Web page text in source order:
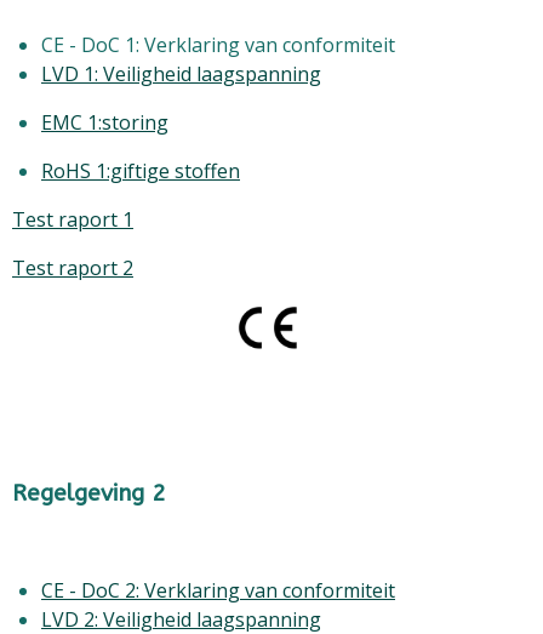
CE - DoC 1: Verklaring van conformiteit
LVD 1: Veiligheid laagspanning
EMC 1:storing
RoHS 1:giftige stoffen
Test raport 1
Test raport 2
Regelgeving 2
CE - DoC 2: Verklaring van conformiteit
LVD 2: Veiligheid laagspanning